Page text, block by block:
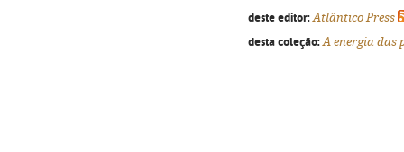
deste editor: Atlântico Press
desta coleção: A energia das